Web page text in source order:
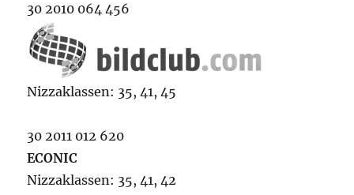
30 2010 064 456
Nizzaklassen: 35, 41, 45
30 2011 012 620
ECONIC
Nizzaklassen: 35, 41, 42